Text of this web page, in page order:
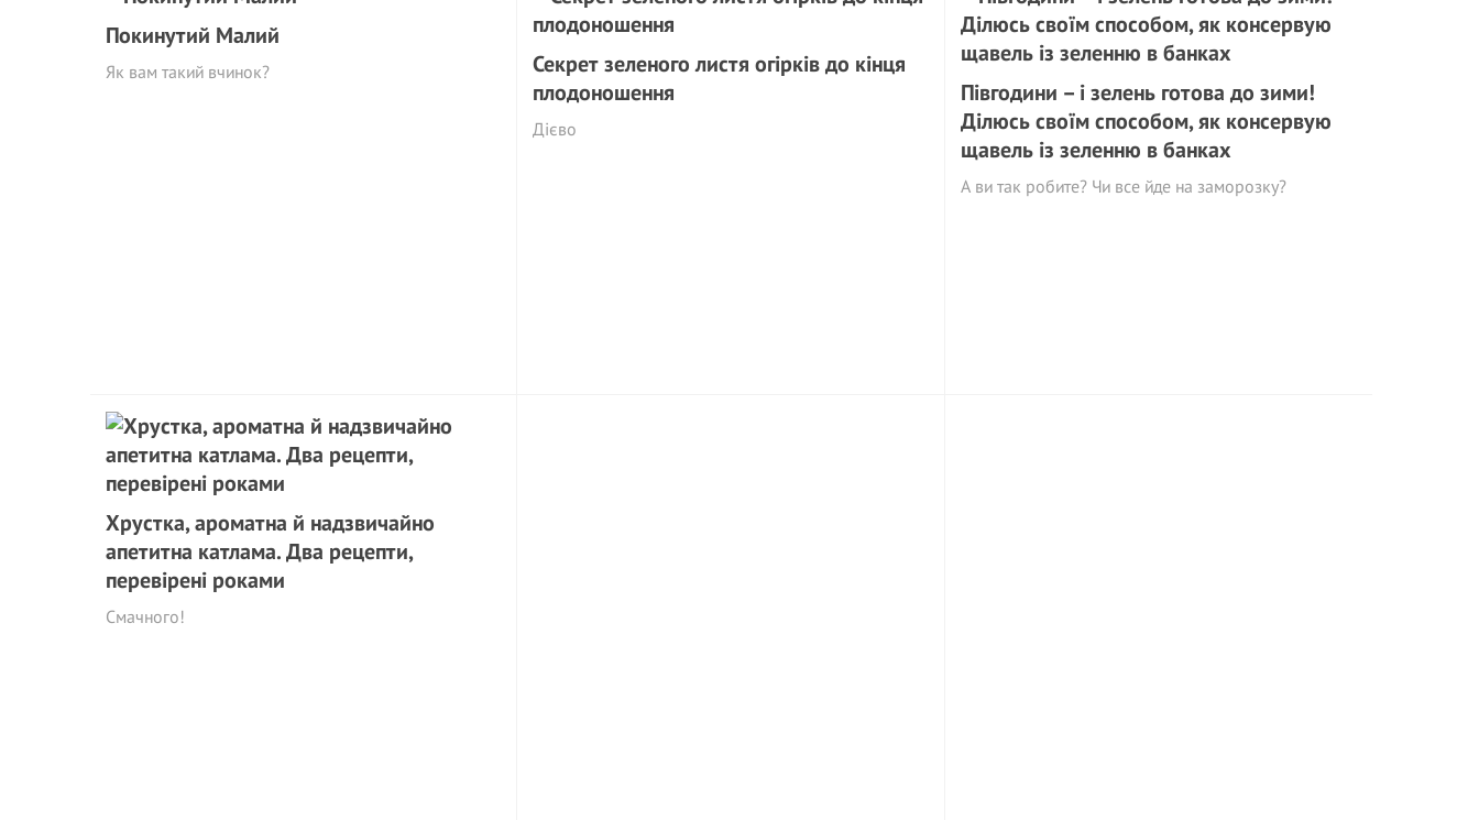
Покинутий Малий
Як вам такий вчинок?
Секрет зеленого листя огірків до кінця
плодоношення
Дієво
Півгодини – і зелень готова до зими!
Ділюсь своїм способом, як консервую
щавель із зеленню в банках
А ви так робите? Чи все йде на заморозку?
Хрустка, ароматна й надзвичайно
апетитна катлама. Два рецепти,
перевірені роками
Смачного!